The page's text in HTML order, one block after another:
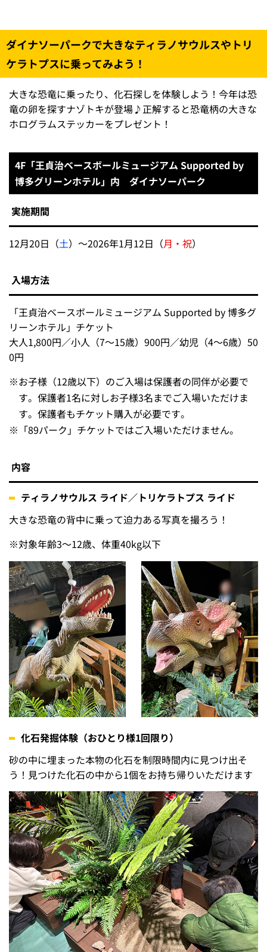
ダイナソーパークで大きなティラノサウルスやトリ
ケラトプスに乗ってみよう！
大きな恐竜に乗ったり、化石探しを体験しよう！今年は恐
竜の卵を探すナゾトキが登場♪正解すると恐竜柄の大きな
ホログラムステッカーをプレゼント！
4F「王貞治ベースボールミュージアム Supported by
博多グリーンホテル」内 ダイナソーパーク
実施期間
12月20日（土）～2026年1月12日（月・祝）
入場方法
「王貞治ベースボールミュージアム Supported by 博多グ
リーンホテル」チケット
大人1,800円／小人（7～15歳）900円／幼児（4～6歳）50
0円
※お子様（12歳以下）のご入場は保護者の同伴が必要で
す。保護者1名に対しお子様3名までご入場いただけま
す。保護者もチケット購入が必要です。
※ 「89パーク」チケットではご入場いただけません。
内容
ティラノサウルス ライド／トリケラトプス ライド
大きな恐竜の背中に乗って迫力ある写真を撮ろう！
※対象年齢3～12歳、体重40kg以下
化石発掘体験（おひとり様1回限り）
砂の中に埋まった本物の化石を制限時間内に見つけ出そ
う！見つけた化石の中から1個をお持ち帰りいただけます